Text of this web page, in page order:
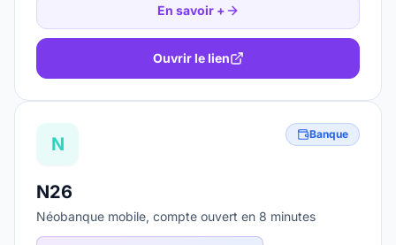
En savoir +
Ouvrir le lien
N Banque
N26
Néobanque mobile, compte ouvert en 8 minutes